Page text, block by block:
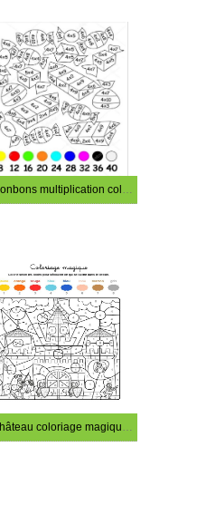
bonbons multiplication coloriage magique CM1
château coloriage magique CM1